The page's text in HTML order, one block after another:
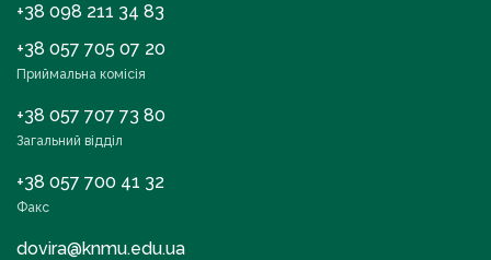
+38 098 211 34 83
+38 057 705 07 20
Приймальна комісія
+38 057 707 73 80
Загальний відділ
+38 057 700 41 32
Факс
dovira@knmu.edu.ua